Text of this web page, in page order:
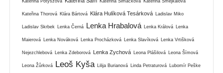
Kateřina Thorová Klára Bártová Klára Hulíková Tesárková Ladislav Miko
Ladislav Skrbek Lenka Černá Lenka Hrabalová Lenka Králová Lenka
Maierová Lenka Nováková Lenka Procházková Lenka Slavíková Lenka Vrtišková
Nejezchlebová Lenka Zdeborová Lenka Zychová Leona Plášilová Leona Šímová
Leona Žůrková Leoš Kyša Lilija Burianová Linda Petraturová Lubomír Peške